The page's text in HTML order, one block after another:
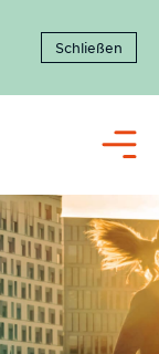
Schließen
Menü